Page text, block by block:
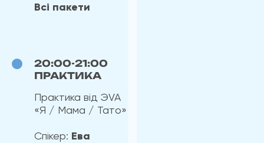
Всі пакети
20:00-21:00
ПРАКТИКА
Практика від ЭVA
«Я / Мама / Тато»
Спікер: Ева